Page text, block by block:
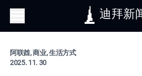
迪拜新
阿联酋, 商业, 生活方式
2025. 11. 30